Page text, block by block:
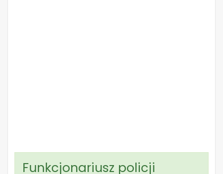
Funkcjonariusz policji